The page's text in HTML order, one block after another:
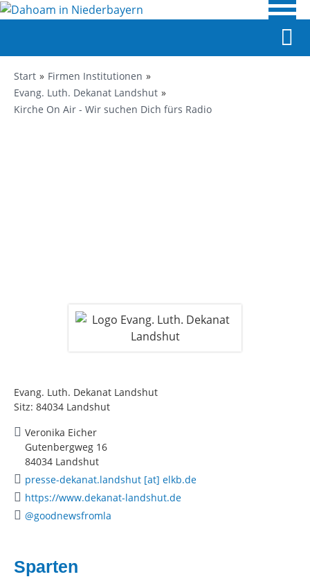
Start
Firmen Institutionen
Evang. Luth. Dekanat Landshut
Kirche On Air - Wir suchen Dich fürs Radio
Evang. Luth. Dekanat Landshut
Sitz: 84034 Landshut
Veronika Eicher
Gutenbergweg 16
84034 Landshut
presse-dekanat.landshut [at] elkb.de
https://www.dekanat-landshut.de
@goodnewsfromla
Sparten